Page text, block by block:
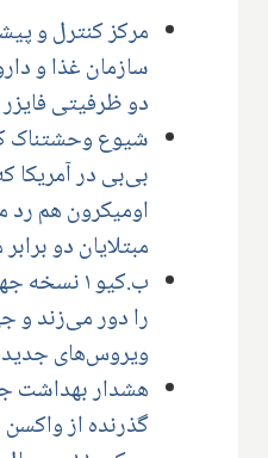
مرکز کنترل و
سازمان غذا و
دو ظرفیتی
شیوع وحشتناک
بی‌بی در آمریکا
اومیکرون هم رد
مبتلایان دو
ب.کیو ۱
را دور می‌زند و
ویروس‌های جدید
هشدار بهداشت